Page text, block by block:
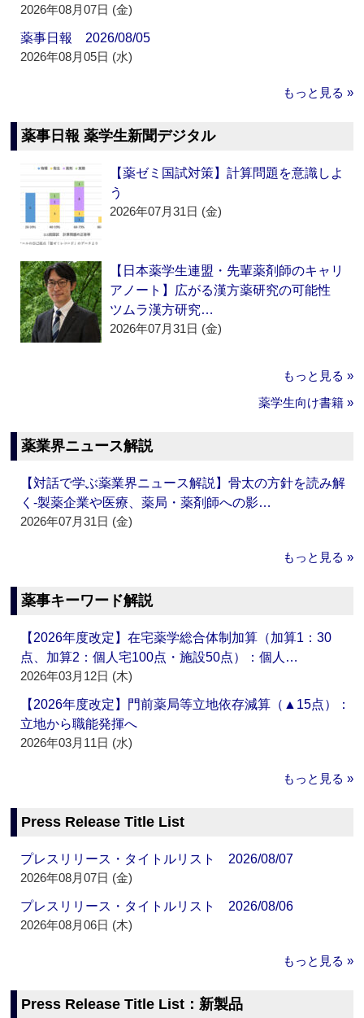
2026年08月07日 (金)
薬事日報 2026/08/05
2026年08月05日 (水)
もっと見る »
薬事日報 薬学生新聞デジタル
【薬ゼミ国試対策】計算問題を意識しよ
う
2026年07月31日 (金)
【日本薬学生連盟・先輩薬剤師のキャリ
アノート】広がる漢方薬研究の可能性
ツムラ漢方研究…
2026年07月31日 (金)
もっと見る »
薬学生向け書籍 »
薬業界ニュース解説
【対話で学ぶ薬業界ニュース解説】骨太の方針を読み解
く‐製薬企業や医療、薬局・薬剤師への影…
2026年07月31日 (金)
もっと見る »
薬事キーワード解説
【2026年度改定】在宅薬学総合体制加算（加算1：30
点、加算2：個人宅100点・施設50点）：個人…
2026年03月12日 (木)
【2026年度改定】門前薬局等立地依存減算（▲15点）：
立地から職能発揮へ
2026年03月11日 (水)
もっと見る »
Press Release Title List
プレスリリース・タイトルリスト 2026/08/07
2026年08月07日 (金)
プレスリリース・タイトルリスト 2026/08/06
2026年08月06日 (木)
もっと見る »
Press Release Title List：新製品